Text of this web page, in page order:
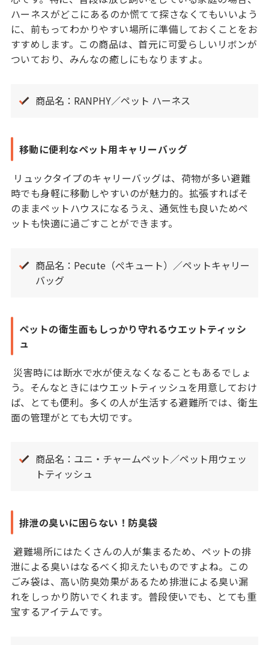
ハーネスがどこにあるのか慌てて探さなくてもいいよう
に、前もってわかりやすい場所に準備しておくことをお
すすめします。この商品は、首元に可愛らしいリボンが
ついており、みんなの癒しにもなりますよ。
商品名：RANPHY／ペット ハーネス
移動に便利なペット用キャリーバッグ
リュックタイプのキャリーバッグは、荷物が多い避難
時でも身軽に移動しやすいのが魅力的。拡張すればそ
のままペットハウスになるうえ、通気性も良いためペ
ットも快適に過ごすことができます。
商品名：Pecute（ぺキュート）／ペットキャリー
バッグ
ペットの衛生面もしっかり守れるウエットティッシ
ュ
災害時には断水で水が使えなくなることもあるでしょ
う。そんなときにはウエットティッシュを用意しておけ
ば、とても便利。多くの人が生活する避難所では、衛生
面の管理がとても大切です。
商品名：ユニ・チャームペット／ペット用ウェッ
トティッシュ
排泄の臭いに困らない！防臭袋
避難場所にはたくさんの人が集まるため、ペットの排
泄による臭いはなるべく抑えたいものですよね。この
ごみ袋は、高い防臭効果があるため排泄による臭い漏
れをしっかり防いでくれます。普段使いでも、とても重
宝するアイテムです。